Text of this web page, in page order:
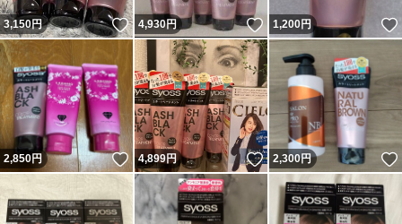
3,150円 いいね！
4,930円 いいね！
1,200円
2,850円 いいね！
4,899円 いいね！
2,300円